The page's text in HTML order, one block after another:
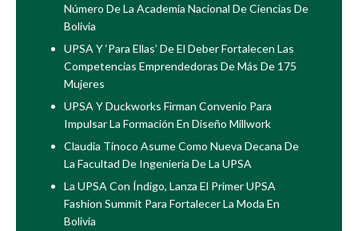
Número De La Academia Nacional De Ciencias De
Bolivia
UPSA Y ‘Para Ellas’ De El Deber Fortalecen Las
Competencias Emprendedoras De Más De 175
Mujeres
UPSA Y Duckworks Firman Convenio Para
Impulsar La Formación En Diseño Millwork
Claudia Tinoco Asume Como Nueva Decana De
La Facultad De Ingeniería De La UPSA
La UPSA Con Índigo, Lanza El Primer UPSA
Fashion Summit Para Fortalecer La Moda En
Bolivia